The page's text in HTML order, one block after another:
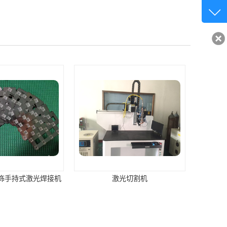
手持式激光焊接机 激光切割机
客服